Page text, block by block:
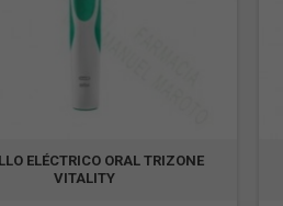
ELÉCTRICO ORAL TRIZONE
VITALITY